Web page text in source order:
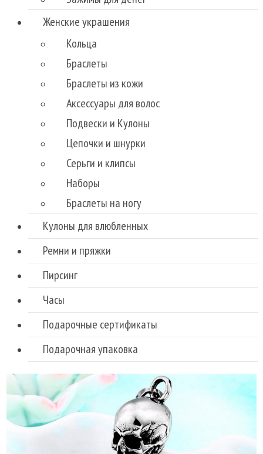
Женские украшения
Кольца
Браслеты
Браслеты из кожи
Аксессуары для волос
Подвески и Кулоны
Цепочки и шнурки
Серьги и клипсы
Наборы
Браслеты на ногу
Кулоны для влюбленных
Ремни и пряжки
Пирсинг
Часы
Подарочные сертификаты
Подарочная упаковка